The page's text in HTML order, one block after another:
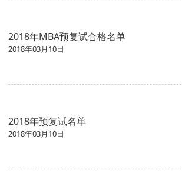
2018年MBA预复试合格名单
2018年03月10日
2018年预复试名单
2018年03月10日